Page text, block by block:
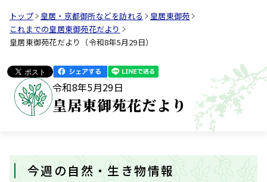
トップ 皇居・京都御所などを訪れる
皇居東御苑
これまでの皇居東御苑花だより
皇居東御苑花だより（令和8年5月29日）
令和8年5月29日
皇居東御苑花だより
今週の自然・生き物情報